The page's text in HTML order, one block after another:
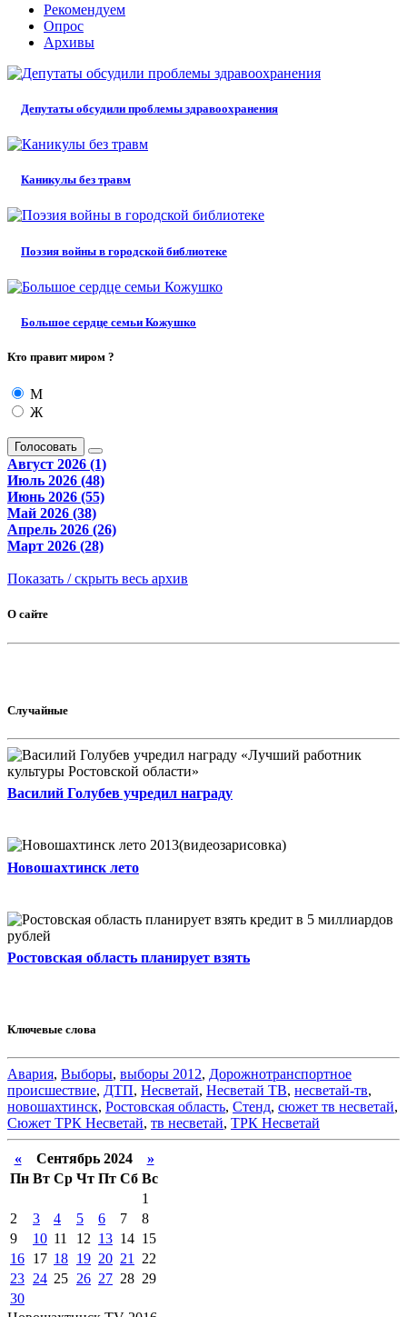
Рекомендуем
Опрос
Архивы
Депутаты обсудили проблемы здравоохранения
Каникулы без травм
Поэзия войны в городской библиотеке
Большое сердце семьи Кожушко
Кто правит миром ?
М
Ж
Голосовать
Август 2026 (1)
Июль 2026 (48)
Июнь 2026 (55)
Май 2026 (38)
Апрель 2026 (26)
Март 2026 (28)
Показать / скрыть весь архив
О сайте
Случайные
Василий Голубев учредил награду
Новошахтинск лето
Ростовская область планирует взять
Ключевые слова
Авария, Выборы, выборы 2012, Дорожнотранспортное
происшествие, ДТП, Несветай, Несветай ТВ, несветай-тв,
новошахтинск, Ростовская область, Стенд, сюжет тв несветай,
Сюжет ТРК Несветай, тв несветай, ТРК Несветай
«Сентябрь 2024 »
Пн Вт Ср Чт Пт Сб Вс
1
2
3 4 5 6 7
8
9
10 11 12 13 14 15
16 17 18 19 20 21
22
23 24 25 26 27 28 29
30